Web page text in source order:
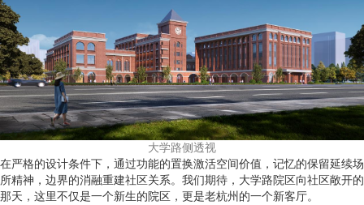
大学路侧透视
在严格的设计条件下，通过功能的置换激活空间价值，记忆的保留延续场
所精神，边界的消融重建社区关系。我们期待，大学路院区向社区敞开的
那天，这里不仅是一个新生的院区，更是老杭州的一个新客厅。